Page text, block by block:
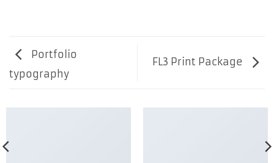
Portfolio
typography
FL3 Print Package